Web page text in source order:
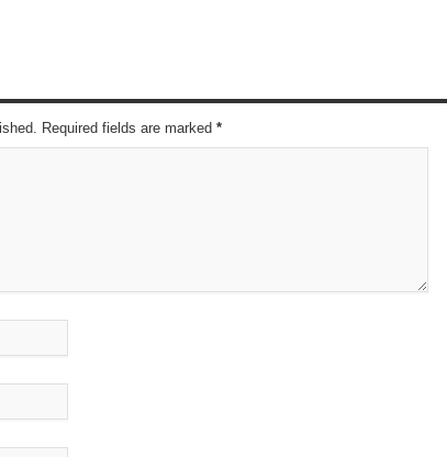
Required fields are marked *